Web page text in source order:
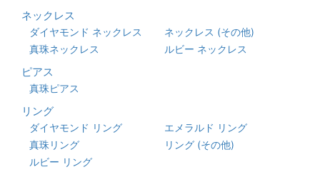
ネックレス
ダイヤモンド ネックレス
ネックレス (その他)
真珠ネックレス
ルビー ネックレス
ピアス
真珠ピアス
リング
ダイヤモンド リング
エメラルド リング
真珠リング
リング (その他)
ルビー リング